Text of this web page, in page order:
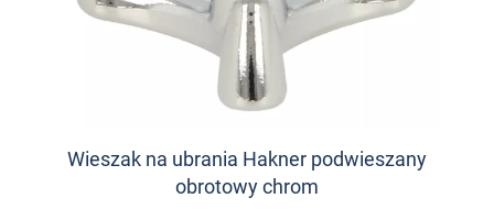
Wieszak na ubrania Hakner podwieszany
obrotowy chrom